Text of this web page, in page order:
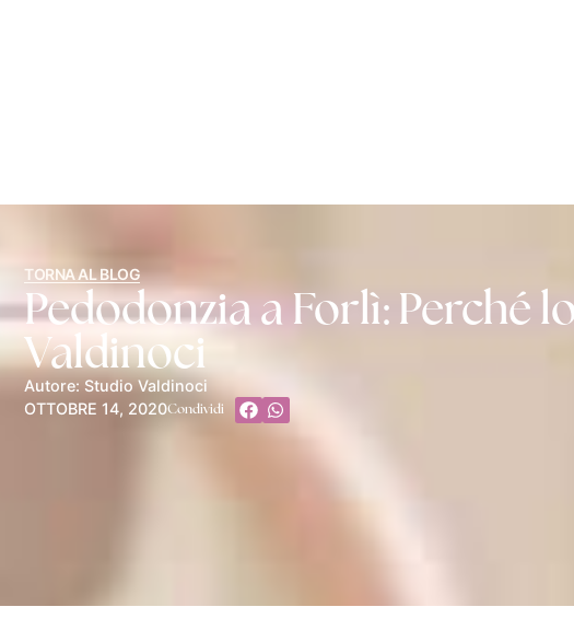
TORNA AL BLOG
Pedodonzia a Forlì: Perché
Valdinoci
Autore: Studio Valdinoci
OTTOBRE 14, 2020Condividi